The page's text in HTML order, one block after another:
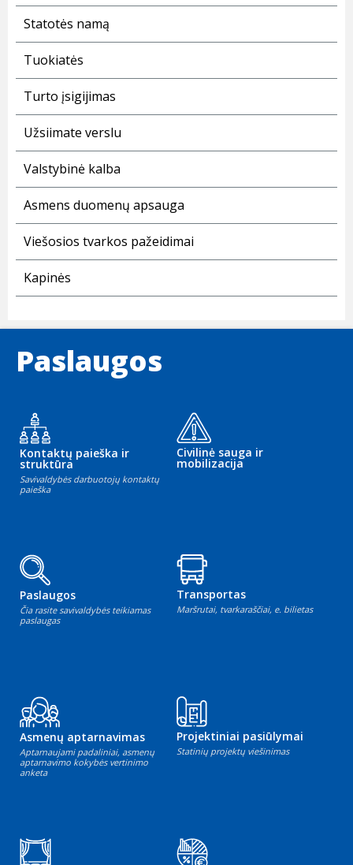
Statotės namą
Tuokiatės
Turto įsigijimas
Užsiimate verslu
Valstybinė kalba
Asmens duomenų apsauga
Viešosios tvarkos pažeidimai
Kapinės
Paslaugos
Kontaktų paieška ir
struktūra
Savivaldybės darbuotojų kontaktų
paieška
Civilinė sauga ir
mobilizacija
Paslaugos
Čia rasite savivaldybės teikiamas
paslaugas
Transportas
Maršrutai, tvarkaraščiai, e. bilietas
Asmenų aptarnavimas
Aptarnaujami padaliniai, asmenų
aptarnavimo kokybės vertinimo
anketa
Projektiniai pasiūlymai
Statinių projektų viešinimas